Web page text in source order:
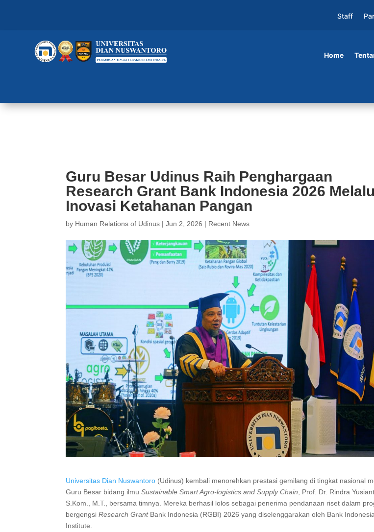
Staff
Home
Guru Besar Udinus Raih Penghargaan
Research Grant Bank Indonesia 2026
Inovasi Ketahanan Pangan
by Human Relations of Udinus |Jun 2, 2026 | Recent News
Universitas Dian Nuswantoro (Udinus) kembali menorehkan prestasi gemilang di tingkat nasional
Guru Besar bidang ilmuSustainable Smart Agro-logistics and Supply Chain , Prof. Dr. Rindra
S.Kom., M.T., bersama timnya. Mereka berhasil lolos sebagai penerima pendanaan riset dalam
bergengsiResearch GrantBank Indonesia (RGBI) 2026 yang diselenggarakan oleh Bank Indonesia
Institute.